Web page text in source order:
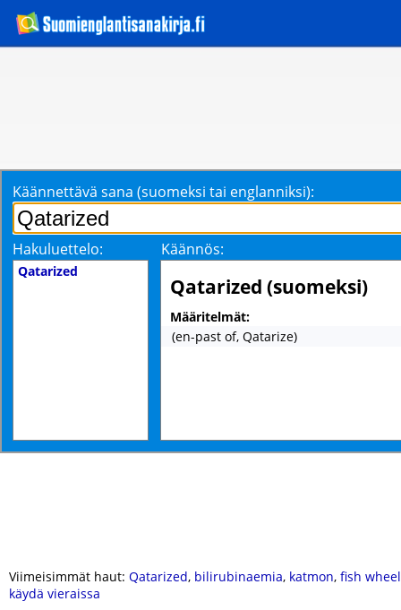
Käännettävä sana (suomeksi tai englanniksi):
Hakuluettelo: Käännös:
Qatarized
Qatarized (suomeksi)
Määritelmät:
(en-past of, Qatarize)
Viimeisimmät haut: Qatarized, bilirubinaemia, katmon, fish
käydä vieraissa